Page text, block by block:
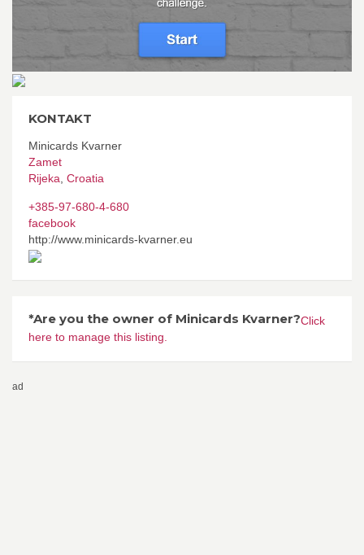
KONTAKT
Minicards Kvarner
Zamet
Rijeka Croatia
+385-97-680-4-680
facebook
http://www.minicards-kvarner.eu
*Are you the owner of Minicards Kvarner?Click
here to manage this listing.
ad